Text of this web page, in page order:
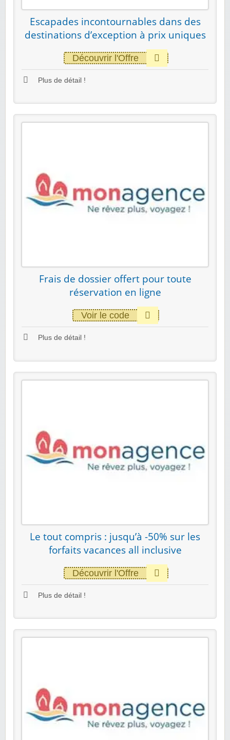
Escapades incontournables dans des
destinations d’exception à prix uniques
Découvrir l'Offre
Plus de détail !
Frais de dossier offert pour toute
réservation en ligne
Voir le code
Plus de détail !
Le tout compris : jusqu’à -50% sur les
forfaits vacances all inclusive
Découvrir l'Offre
Plus de détail !